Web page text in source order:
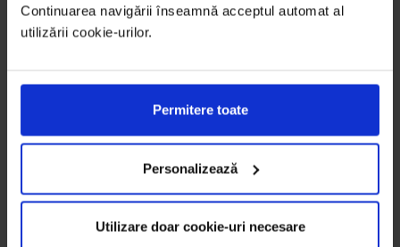
Continuarea navigării înseamnă acceptul automat al
utilizării cookie-urilor.
Permitere toate
Personalizează
Utilizare doar cookie-uri necesare